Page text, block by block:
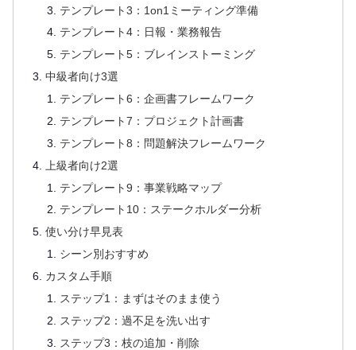
テンプレート3：1on1ミーティング準備
テンプレート4：日報・業務報告
テンプレート5：ブレインストーミング
中級者向け3選
テンプレート6：企画書フレームワーク
テンプレート7：プロジェクト計画書
テンプレート8：問題解決フレームワーク
上級者向け2選
テンプレート9：事業戦略マップ
テンプレート10：ステークホルダー分析
使い分け早見表
シーン別おすすめ
カスタム手順
ステップ1：まずはそのまま使う
ステップ2：過不足を洗い出す
ステップ3：枝の追加・削除